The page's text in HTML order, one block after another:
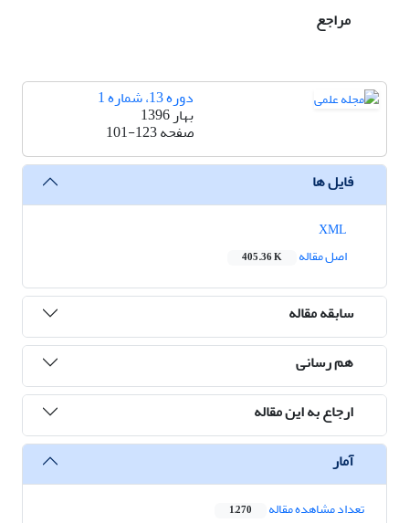
مراجع
دوره 13، شماره 1
بهار 1396
صفحه101-123
فایل ها
اصل مقاله
405.36 K
سابقه مقاله
هم رسانی
ارجاع به این مقاله
آمار
تعداد مشاهده مقاله 1,270